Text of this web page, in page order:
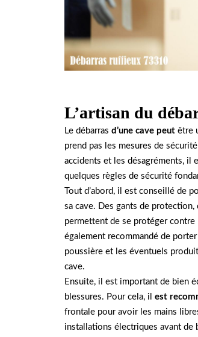
L’artisan du
Le débarras d’une cave peut être
prend pas les mesures de
accidents et les désagréments, il
quelques règles de sécurité
Tout d’abord, il est conseillé de
sa cave. Des gants de
permettent de se protéger
également recommandé de
poussière et les éventuels
cave.
Ensuite, il est important de bien
blessures. Pour cela, il est
frontale pour avoir les mains
installations électriques avant de